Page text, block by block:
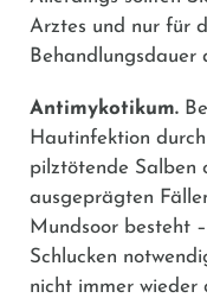
Arztes und nur für
Behandlungsdauer
Antimykotikum.
Hautinfektion
pilztötende Salben
ausgeprägten
Mundsoor besteht
Schlucken
nicht immer wieder